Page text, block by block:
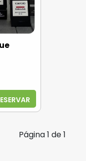
Página1 de1